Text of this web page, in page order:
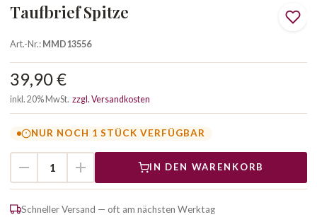
Taufbrief Spitze
Art.-Nr.:MMD13556
39,90 €
inkl. 20% MwSt. zzgl. Versandkosten
NUR NOCH 1 STÜCK VERFÜGBAR
IN DEN WARENKORB
Schneller Versand — oft am nächsten Werktag